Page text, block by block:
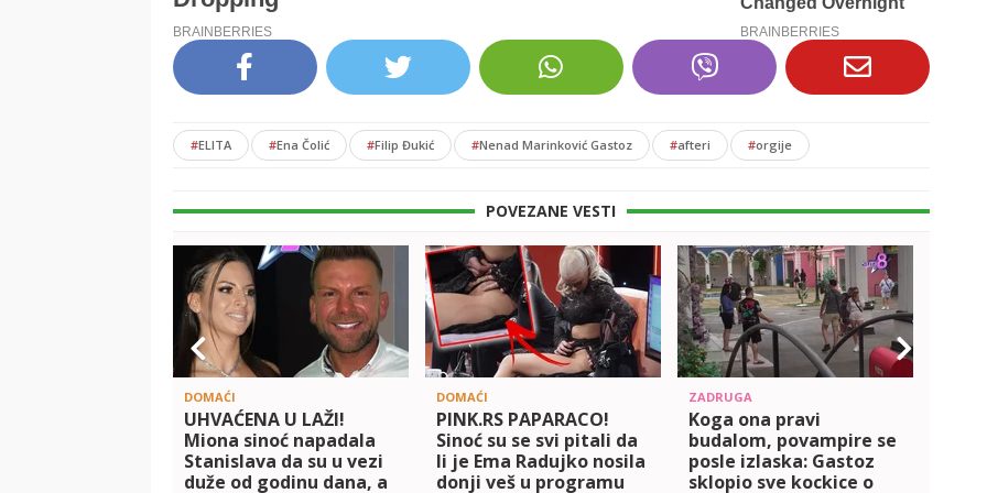
#ELITA #Ena Čolić #Filip Đukić #Nenad Marinković Gastoz #afteri #orgije
POVEZANE VESTI
DOMAĆI
UHVAĆENA U LAŽI!
Miona sinoć napadala
Stanislava da su u vezi
duže od godinu dana, a
DOMAĆI
PINK.RS PAPARACO!
Sinoć su se svi pitali da
li je Ema Radujko nosila
donji veš u programu
ZADRUGA
Koga ona pravi
budalom, povampire se
posle izlaska: Gastoz
sklopio sve kockice o